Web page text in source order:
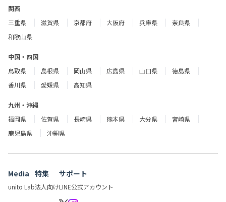
関西
三重県
滋賀県 京都府 大阪府 兵庫県
奈良県
和歌山県
中国・四国
鳥取県
島根県 岡山県 広島県 山口県
徳島県
香川県
愛媛県 高知県
九州・沖縄
福岡県
佐賀県 長崎県 熊本県 大分県
宮崎県
鹿児島県
沖縄県
Media
unito Lab
特集
法人向け
サポート
LINE公式アカウント